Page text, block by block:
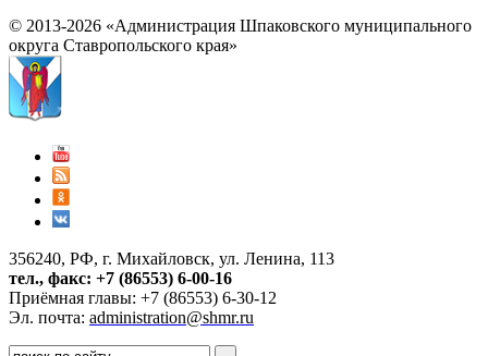
© 2013-2026 «Администрация Шпаковского муниципального
округа Ставропольского края»
356240, РФ, г. Михайловск, ул. Ленина, 113
тел., факс: +7 (86553) 6-00-16
Приёмная главы: +7 (86553) 6-30-12
Эл. почта: administration@shmr.ru